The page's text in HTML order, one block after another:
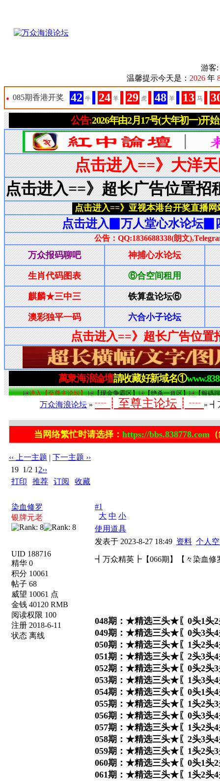
游
温馨提示今天是： 2026 年
万众海浪论坛 » ┈┋至尊主论坛┋┈ » ┫
当网络繁忙时请选择： https://bbs.838778.com
‹‹ 上一主题 | 下一主题 ››
19 1/2 1 2››
打印
推荐 订阅
收藏
染血修罗
银牌元老
UID 188716
精华 0
积分 10061
帖子 68
威望 10061 点
金钱 40120 RMB
阅读权限 100
注册 2018-6-11
状态 离线
#1
大 中 小
使用道具
发表于 2023-8-27 18:49 资料 个人
┫万众精英┣【066期】【々染血
048期：★精选三头★〖0头1头2
049期：★精选三头★〖0头3头4
050期：★精选三头★〖1头2头4
051期：★精选三头★〖2头3头4
052期：★精选三头★〖0头2头3
053期：★精选三头★〖1头3头4
054期：★精选三头★〖0头1头4
055期：★精选三头★〖1头2头3
056期：★精选三头★〖0头3头4
057期：★精选三头★〖1头2头4
058期：★精选三头★〖2头3头4
059期：★精选三头★〖1头2头3
060期：★精选三头★〖0头1头2
061期：★精选三头★〖1头2头4